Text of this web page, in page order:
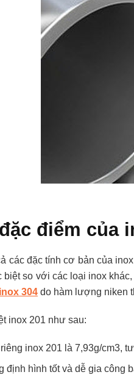
điểm của
các đặc tính cơ bản của
biệt so với các loại inox
inox 304 do hàm lượng niken
inox 201 như sau:
inox 201 là 7,93g/cm3,
định hình tốt và dễ gia công